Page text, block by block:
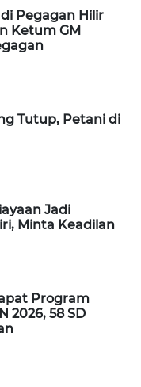
Pegagan Hilir
Ketum GM
Tutup, Petani di
Jadi
Minta Keadilan
Program
2026, 58 SD